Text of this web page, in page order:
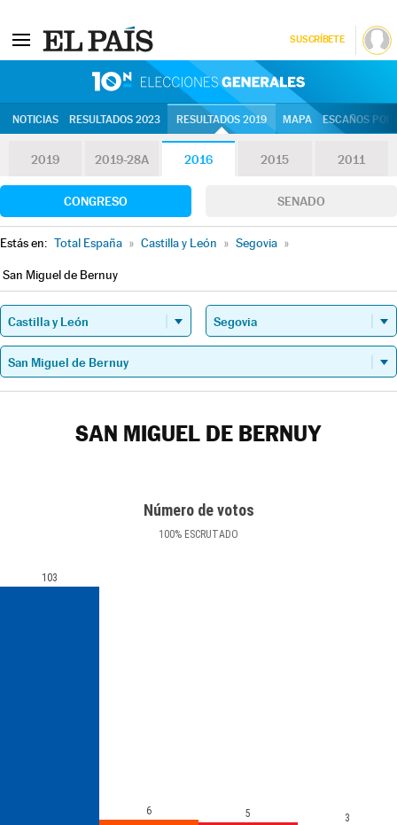
SUSCRÍBETE
NOTICIAS RESULTADOS 2023 RESULTADOS 2019 MAPA ESCAÑOS
2019 2019-28A 2016 2015 2011
CONGRESO SENADO
Estás en: Total España » Castilla y León » Segovia »
San Miguel de Bernuy
SAN MIGUEL DE BERNUY
Número de votos
100% ESCRUTADO
103
6 5 3